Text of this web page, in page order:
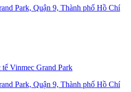
Park, Quận 9, Thành phố Hồ Chí
Vinmec Grand Park
Park, Quận 9, Thành phố Hồ Chí